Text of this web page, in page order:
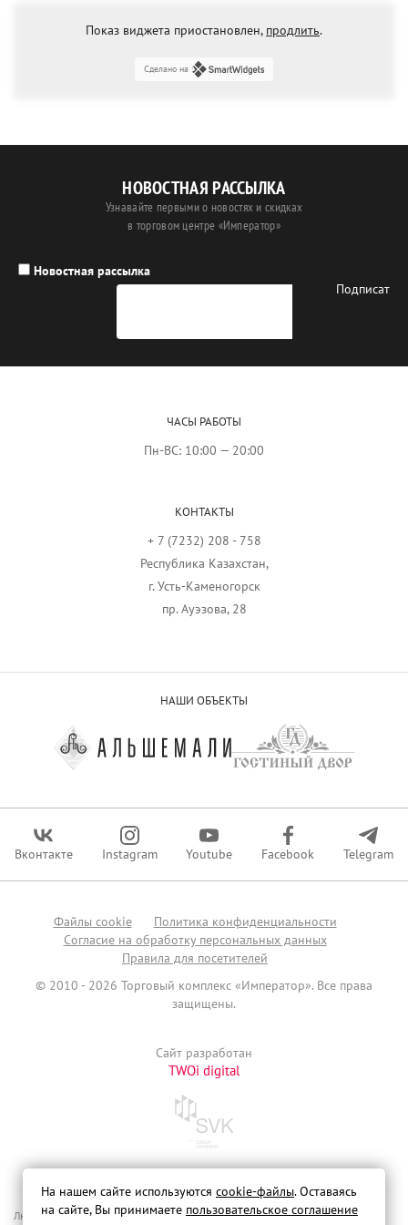
Показ виджета приостановлен, продлить.
Сделано на
НОВОСТНАЯ РАССЫЛКА
Узнавайте первыми о новостях и скидках
в торговом центре «Император»
Новостная рассылка
ЧАСЫ РАБОТЫ
Пн-ВС: 10:00 — 20:00
КОНТАКТЫ
+ 7 (7232) 208 - 758
Республика Казахстан,
г. Усть-Каменогорск
пр. Ауэзова, 28
Вконтакте Instagram Youtube Facebook Telegram
НАШИ ОБЪЕКТЫ
Файлы сookie
Политика конфиденциальности
Согласие на обработку персональных данных
Правила для посетителей
© 2010 - 2026 Торговый комплекс «Император». Все права
защищены.
Сайт разработан
TWOi digital
Любая информация, указанная на сайте, не является офертой, публичной
На нашем сайте используются cookie-файлы. Оставаясь
на сайте, Вы принимаете пользовательское соглашение